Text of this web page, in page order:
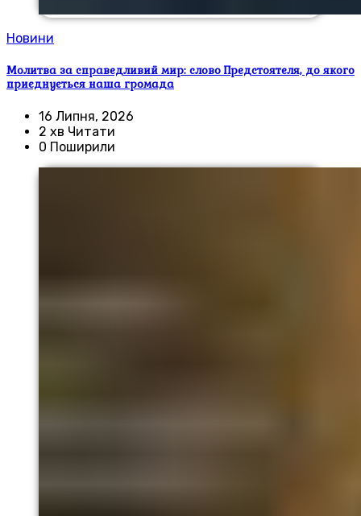
Новини
Молитва за справедливий мир: слово Предстоятеля, до якого
приєднується наша громада
16 Липня, 2026
2 хв Читати
0 Поширили